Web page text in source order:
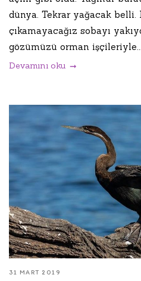
dünya. Tekrar yağacak belli.
çıkamayacağız sobayı
gözümüzü orman işçileriyle...
Devamını oku
31 MART 2019